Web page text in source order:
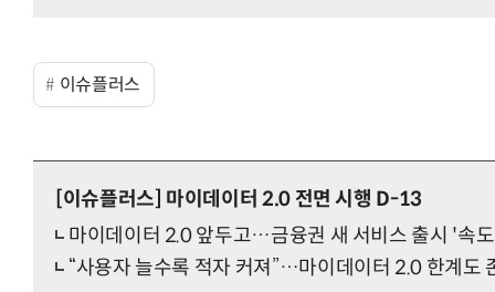
이슈플러스
[이슈플러스] 마이데이터 2.0 전면 시행 D-13
마이데이터 2.0 앞두고…금융권 새 서비스 출시 '속
“사용자 늘수록 적자 커져”…마이데이터 2.0 한계도